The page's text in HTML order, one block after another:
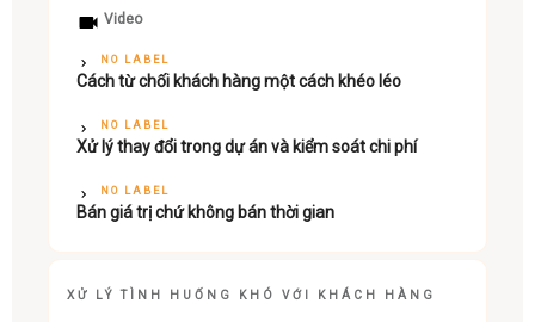
Video
NO LABEL
Cách từ chối khách hàng một cách khéo léo
NO LABEL
Xử lý thay đổi trong dự án và kiểm soát chi phí
NO LABEL
Bán giá trị chứ không bán thời gian
XỬ LÝ TÌNH HUỐNG KHÓ VỚI KHÁCH HÀNG